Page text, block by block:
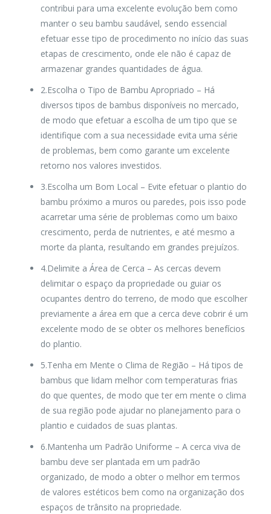
contribui para uma excelente evolução bem como
manter o seu bambu saudável, sendo essencial
efetuar esse tipo de procedimento no início das suas
etapas de crescimento, onde ele não é capaz de
armazenar grandes quantidades de água.
2.Escolha o Tipo de Bambu Apropriado – Há
diversos tipos de bambus disponíveis no mercado,
de modo que efetuar a escolha de um tipo que se
identifique com a sua necessidade evita uma série
de problemas, bem como garante um excelente
retorno nos valores investidos.
3.Escolha um Bom Local – Evite efetuar o plantio do
bambu próximo a muros ou paredes, pois isso pode
acarretar uma série de problemas como um baixo
crescimento, perda de nutrientes, e até mesmo a
morte da planta, resultando em grandes prejuízos.
4.Delimite a Área de Cerca – As cercas devem
delimitar o espaço da propriedade ou guiar os
ocupantes dentro do terreno, de modo que escolher
previamente a área em que a cerca deve cobrir é um
excelente modo de se obter os melhores benefícios
do plantio.
5.Tenha em Mente o Clima de Região – Há tipos de
bambus que lidam melhor com temperaturas frias
do que quentes, de modo que ter em mente o clima
de sua região pode ajudar no planejamento para o
plantio e cuidados de suas plantas.
6.Mantenha um Padrão Uniforme – A cerca viva de
bambu deve ser plantada em um padrão
organizado, de modo a obter o melhor em termos
de valores estéticos bem como na organização dos
espaços de trânsito na propriedade.